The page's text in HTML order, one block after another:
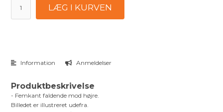
LÆG I KURVEN
Information Anmeldelser
Produktbeskrivelse
- Femkant faldende mod højre.
Billedet er illustreret udefra.